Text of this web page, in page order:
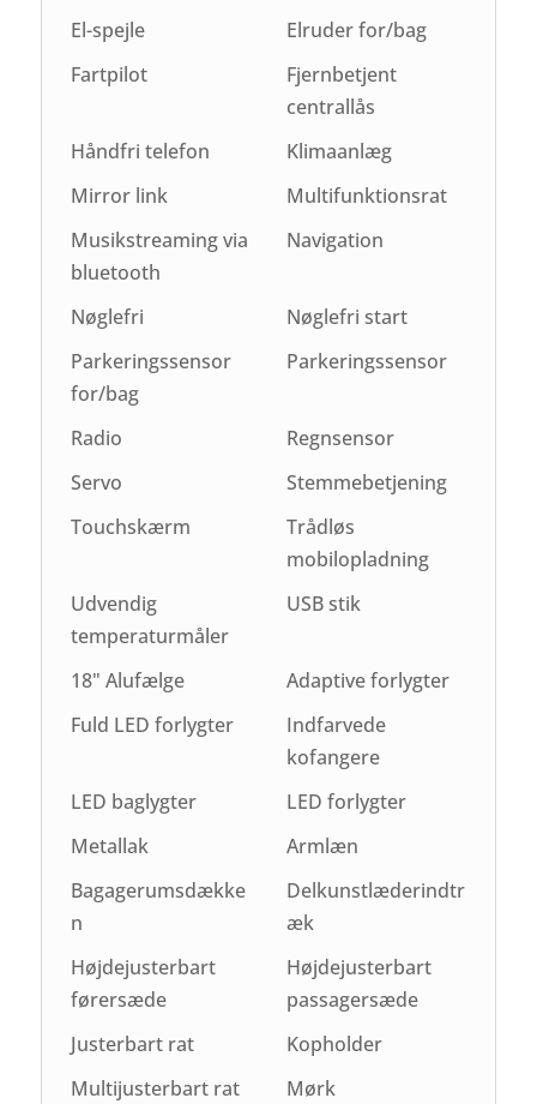
El-spejle
Elruder for/bag
Fartpilot
Fjernbetjent
centrallås
Håndfri telefon
Klimaanlæg
Mirror link
Multifunktionsrat
Musikstreaming via
bluetooth
Navigation
Nøglefri
Nøglefri start
Parkeringssensor
for/bag
Parkeringssensor
Radio
Regnsensor
Servo
Stemmebetjening
Touchskærm
Trådløs
mobilopladning
Udvendig
temperaturmåler
USB stik
18" Alufælge
Adaptive forlygter
Fuld LED forlygter
Indfarvede
kofangere
LED baglygter
LED forlygter
Metallak
Armlæn
Bagagerumsdække
n
Delkunstlæderindtr
æk
Højdejusterbart
førersæde
Højdejusterbart
passagersæde
Justerbart rat
Kopholder
Multijusterbart rat
Mørk